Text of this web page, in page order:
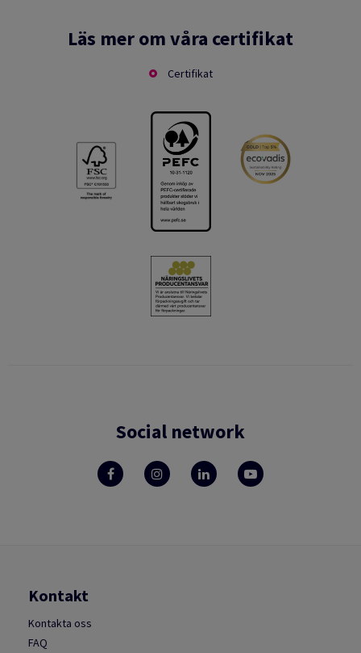
Läs mer om våra certifikat
Certifikat
Social network
Kontakt
Kontakta oss
FAQ